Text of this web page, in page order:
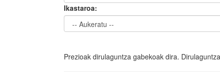
Ikastaroa:
Prezioak dirulaguntza gabekoak dira.